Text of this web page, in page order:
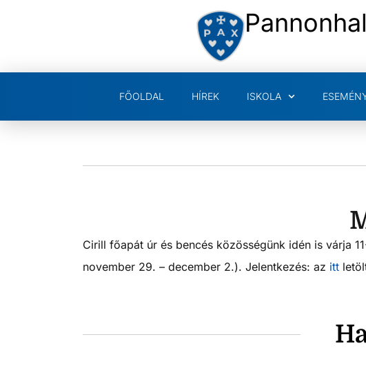
FŐOLDAL HÍREK ISKOLA
Cirill főapát úr és bencés közösségünk idén is várja
november 29. – december 2.). Jelentkezés: az itt